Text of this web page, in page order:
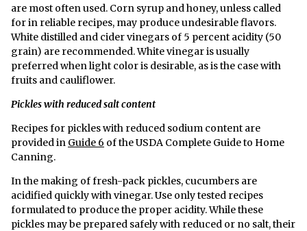
are most often used. Corn syrup and honey, unless called
for in reliable recipes, may produce undesirable flavors.
White distilled and cider vinegars of 5 percent acidity (50
grain) are recommended. White vinegar is usually
preferred when light color is desirable, as is the case with
fruits and cauliflower.
Pickles with reduced salt content
Recipes for pickles with reduced sodium content are
provided in Guide 6 of the USDA Complete Guide to Home
Canning.
In the making of fresh-pack pickles, cucumbers are
acidified quickly with vinegar. Use only tested recipes
formulated to produce the proper acidity. While these
pickles may be prepared safely with reduced or no salt, their